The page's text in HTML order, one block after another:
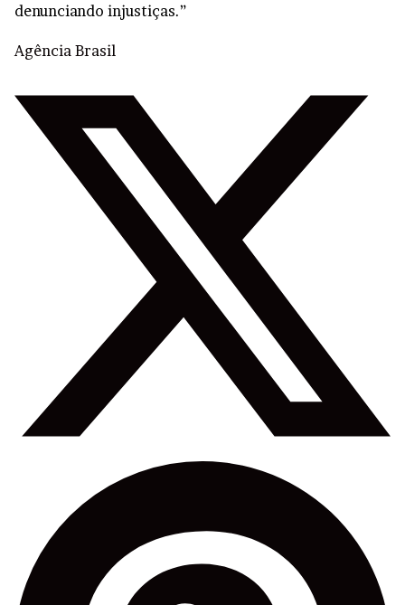
denunciando injustiças.”
Agência Brasil